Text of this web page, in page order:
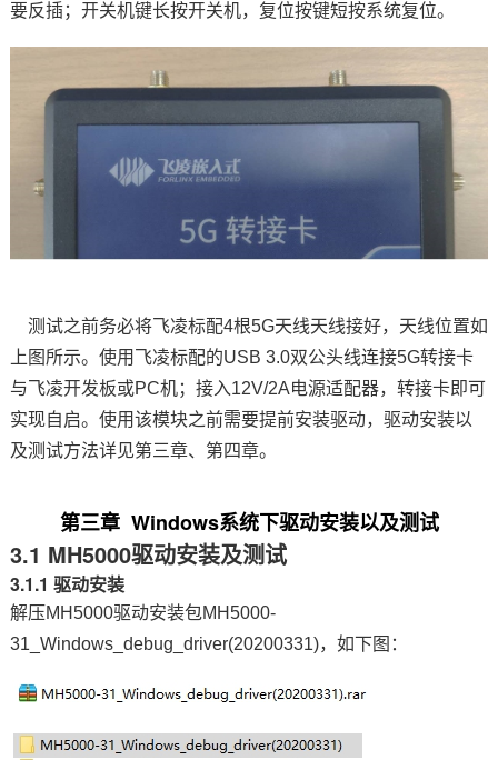
要反插；开关机键长按开关机，复位按键短按系统复位。
测试之前务必将飞凌标配4根5G天线天线接好，天线位置如
上图所示。使用飞凌标配的USB 3.0双公头线连接5G转接卡
与飞凌开发板或PC机；接入12V/2A电源适配器，转接卡即可
实现自启。使用该模块之前需要提前安装驱动，驱动安装以
及测试方法详见第三章、第四章。
第三章 Windows系统下驱动安装以及测试
3.1 MH5000驱动安装及测试
3.1.1 驱动安装
解压MH5000驱动安装包MH5000-
31_Windows_debug_driver(20200331)，如下图：